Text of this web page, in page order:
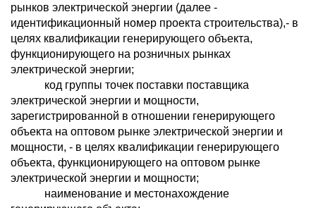
рынков электрической энергии (далее -
идентификационный номер проекта строительства),- в
целях квалификации генерирующего объекта,
функционирующего на розничных рынках
электрической энергии;
код группы точек поставки поставщика
электрической энергии и мощности,
зарегистрированной в отношении генерирующего
объекта на оптовом рынке электрической энергии и
мощности, - в целях квалификации генерирующего
объекта, функционирующего на оптовом рынке
электрической энергии и мощности;
наименование и местонахождение